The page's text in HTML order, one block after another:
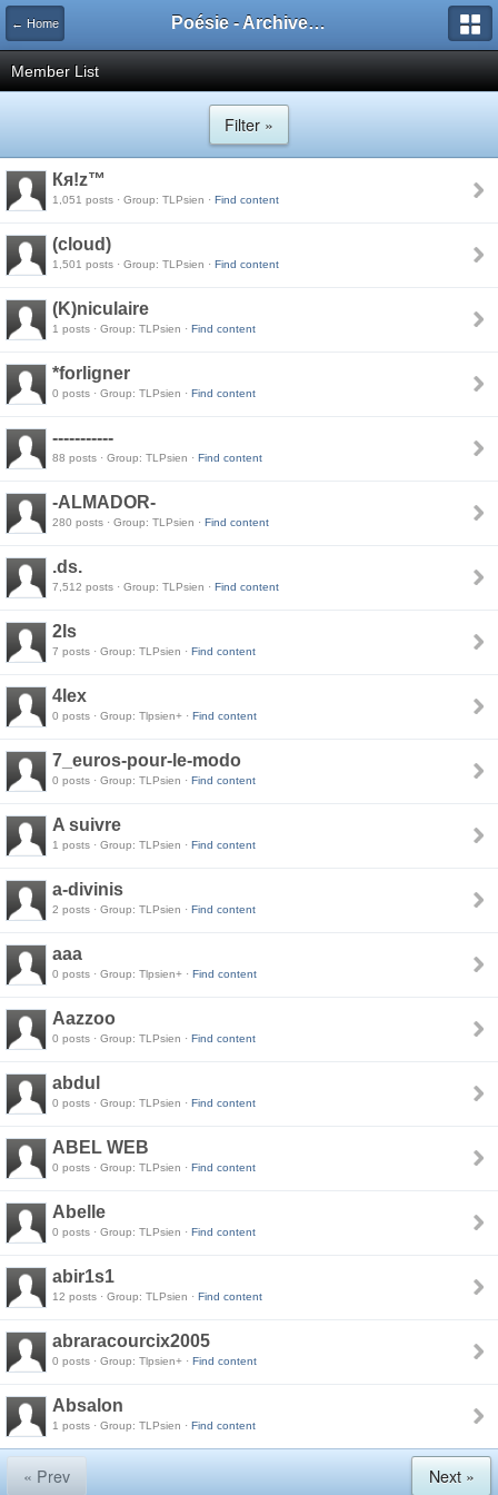
← Home Poésie - Archives de Toute La Poésie - 2005 - 2006
Member List
Filter »
Кя!z™
1,051 posts · Group: TLPsien · Find content
(cloud)
1,501 posts · Group: TLPsien · Find content
(K)niculaire
1 posts · Group: TLPsien · Find content
*forligner
0 posts · Group: TLPsien · Find content
-----------
88 posts · Group: TLPsien · Find content
-ALMADOR-
280 posts · Group: TLPsien · Find content
.ds.
7,512 posts · Group: TLPsien · Find content
2ls
7 posts · Group: TLPsien · Find content
4lex
0 posts · Group: Tlpsien+ · Find content
7_euros-pour-le-modo
0 posts · Group: TLPsien · Find content
A suivre
1 posts · Group: TLPsien · Find content
a-divinis
2 posts · Group: TLPsien · Find content
aaa
0 posts · Group: Tlpsien+ · Find content
Aazzoo
0 posts · Group: TLPsien · Find content
abdul
0 posts · Group: TLPsien · Find content
ABEL WEB
0 posts · Group: TLPsien · Find content
Abelle
0 posts · Group: TLPsien · Find content
abir1s1
12 posts · Group: TLPsien · Find content
abraracourcix2005
0 posts · Group: Tlpsien+ · Find content
Absalon
1 posts · Group: TLPsien · Find content
« Prev Next »